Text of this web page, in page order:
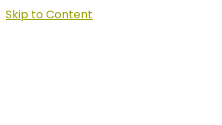
Skip to Content